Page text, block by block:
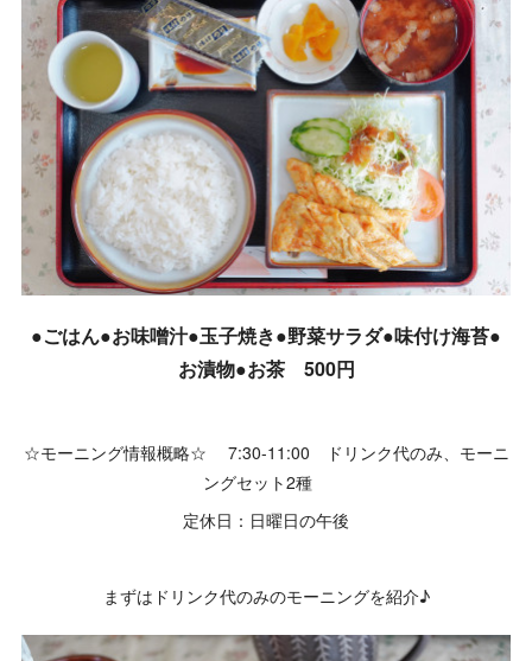
●ごはん●お味噌汁●玉子焼き●野菜サラダ●味付け海苔●
お漬物●お茶 500円
☆モーニング情報概略☆ 7:30-11:00 ドリンク代のみ、モーニ
ングセット2種
定休日：日曜日の午後
まずはドリンク代のみのモーニングを紹介♪